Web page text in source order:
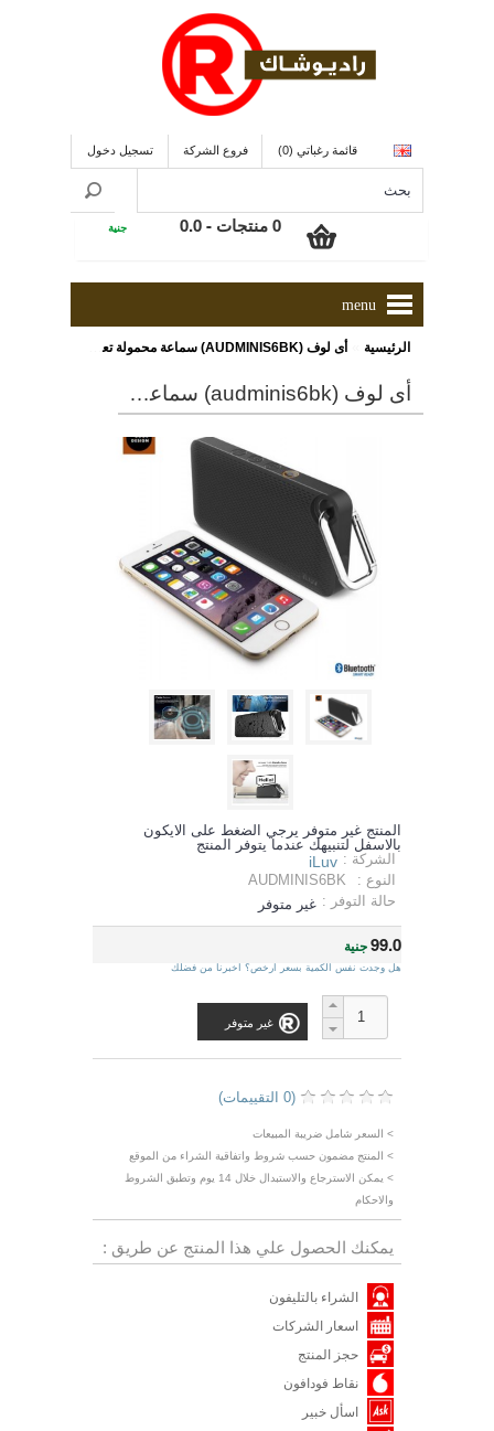
قائمة رغباتي (0) فروع الشركة تسجيل دخول
0 منتجات - 0.0 جنية
menu
الرئيسية » أى لوف (AUDMINIS6BK) سماعة محمولة تعمل بتقنية البلوتوث ويمكن من خلالها تشغيل الراديو و تتميز بمقاومة الطقس - أسود
أى لوف (audminis6bk) سماعة محمولة تعمل بتقنية البلوتوث ويمكن من خلالها تشغيل الراديو و تتميز بمقاومة الطقس - أسود
المنتج غير متوفر يرجي الضغط على الايكون
بالاسفل لتنبيهك عندما يتوفر المنتج
الشركة : iLuv
النوع :
AUDMINIS6BK
حالة التوفر : غير متوفر
99.0جنية
هل وجدت نفس الكمية بسعر ارخص؟ اخبرنا من فضلك
غير متوفر
(0 التقييمات)
> السعر شامل ضريبة المبيعات
> المنتج مضمون حسب شروط واتفاقية الشراء من الموقع
> يمكن الاسترجاع والاستبدال خلال 14 يوم وتطبق الشروط
والاحكام
يمكنك الحصول علي هذا المنتج عن طريق :
الشراء بالتليفون
اسعار الشركات
حجز المنتج
نقاط فودافون
اسأل خبير